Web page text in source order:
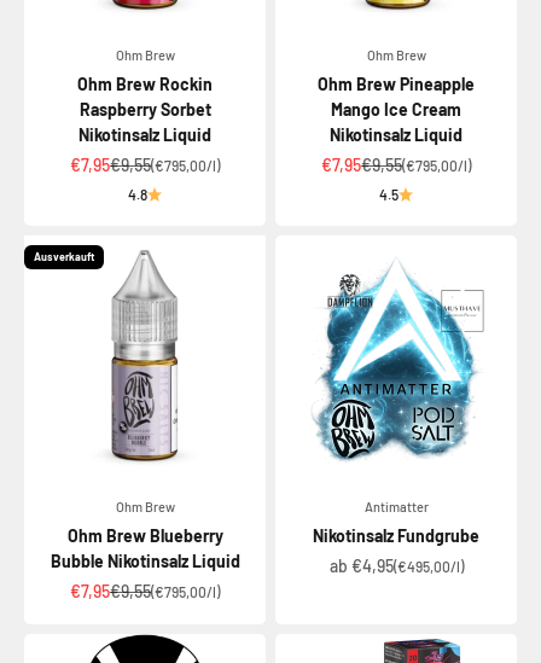
Ohm Brew
Ohm Brew Rockin
Raspberry Sorbet
Nikotinsalz Liquid
Angebot
€7,95Regulärer Preis
€9,55(€795,00/l)
4.8
Ohm Brew
Ohm Brew Pineapple
Mango Ice Cream
Nikotinsalz Liquid
Angebot
€7,95Regulärer Preis
€9,55(€795,00/l)
4.5
Ausverkauft
Ohm Brew
Ohm Brew Blueberry
Bubble Nikotinsalz Liquid
Angebot
€7,95Regulärer Preis
€9,55(€795,00/l)
Antimatter
Nikotinsalz Fundgrube
Angebot
ab €4,95(€495,00/l)